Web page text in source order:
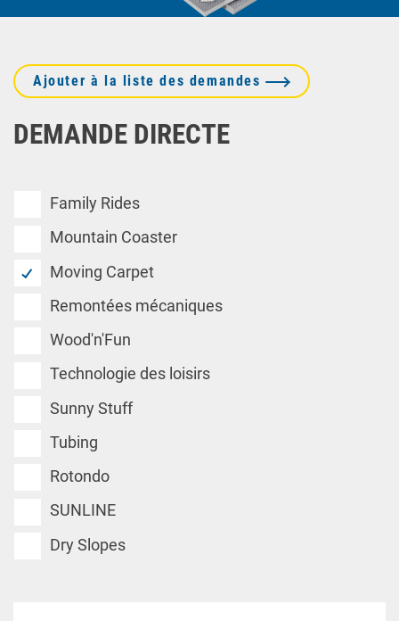
DEMANDE DIRECTE
Ajouter à la liste des demandes
Family Rides
Mountain Coaster
Moving Carpet
Remontées mécaniques
Wood'n'Fun
Technologie des loisirs
Sunny Stuff
Tubing
Rotondo
SUNLINE
Dry Slopes